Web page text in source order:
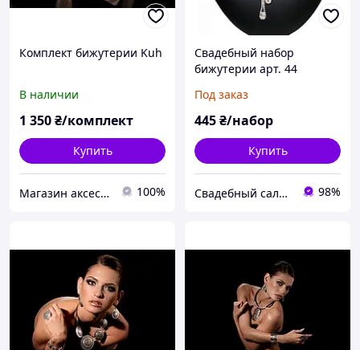
Комплект бижутерии Kuh
В наличии
1 350₴/комплект
Купить
Магазин аксессуаров Silver Taurus. 100%
Свадебный набор
бижутерии арт. 44
Под заказ
445₴/набор
Купить
Свадебный салон "ПРИНЦЕССА" 98%